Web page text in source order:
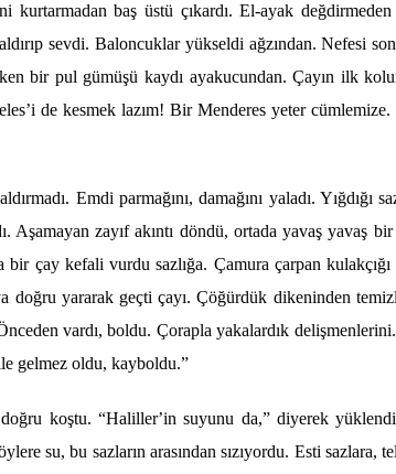
kurtarmadan baş üstü çıkardı. El-ayak
sevdi. Baloncuklar yükseldi ağzından. Nefesi
bir pul gümüşü kaydı ayakucundan. Çayın ilk
’i de kesmek lazım! Bir Menderes yeter
Emdi parmağını, damağını yaladı. Yığdığı
Aşamayan zayıf akıntı döndü, ortada yavaş yavaş
bir çay kefali vurdu sazlığa. Çamura çarpan
doğru yararak geçtiçayı. Çöğürdük dikeninden
vardı, boldu. Çorapla yakalardık deli
gelmez oldu, kayboldu.”
doğru koştu.“Haliller’in suyunu da,” diyerek
ylere su, bu sazların arasından sızıyordu. Esti sazlara,